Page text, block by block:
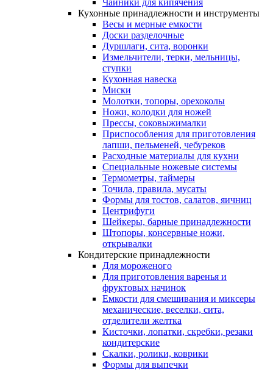
Чайники для кипячения
Кухонные принадлежности и инструменты
Весы и мерные емкости
Доски разделочные
Дуршлаги, сита, воронки
Измельчители, терки, мельницы,
ступки
Кухонная навеска
Миски
Молотки, топоры, орехоколы
Ножи, колодки для ножей
Прессы, соковыжималки
Приспособления для приготовления
лапши, пельменей, чебуреков
Расходные материалы для кухни
Специальные ножевые системы
Термометры, таймеры
Точила, правила, мусаты
Формы для тостов, салатов, яичниц
Центрифуги
Шейкеры, барные принадлежности
Штопоры, консервные ножи,
открывалки
Кондитерские принадлежности
Для мороженого
Для приготовления варенья и
фруктовых начинок
Емкости для смешивания и миксеры
механические, веселки, сита,
отделители желтка
Кисточки, лопатки, скребки, резаки
кондитерские
Скалки, ролики, коврики
Формы для выпечки